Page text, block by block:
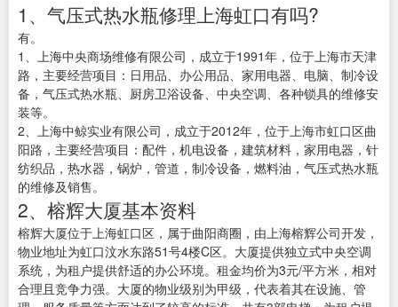
1、气压式热水瓶修理上海虹口有吗?
有。
1、上海中央商场维修有限公司，成立于1991年，位于上海市天津
路，主要经营项目：日用品、办公用品、家用电器、电脑、制冷设
备，气压式热水瓶、厨房卫浴设备、中央空调、各种锁具的维修安
装等。
2、上海中鲸实业有限公司，成立于2012年，位于上海市虹口区曲
阳路，主要经营项目：配件，机电设备，建筑材料，家用电器，针
纺织品，热水器，锅炉，管道，制冷设备，燃料油，气压式热水瓶
的维修及销售。
2、榕辉大厦基本资料
榕辉大厦位于上海虹口区，属于曲阳商圈，由上海榕辉公司开发，
物业地址为虹口汶水东路51号4楼C区。大厦提供独立式中央空调
系统，为租户提供舒适的办公环境。租金均价为3元/平方米，相对
合理且竞争力强。大厦的物业级别为甲级，代表着其在设施、管